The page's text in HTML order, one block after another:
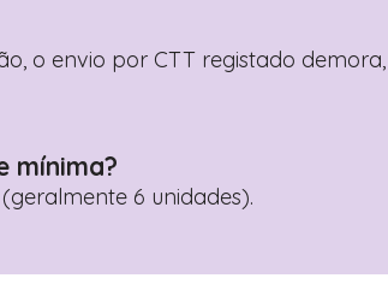
o envio por CTT registado
mínima?
6 unidades).